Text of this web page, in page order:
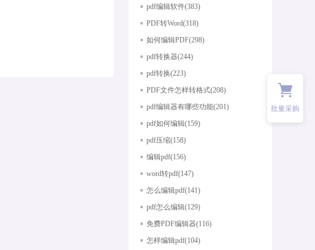
pdf编辑软件(383)
PDF转Word(318)
如何编辑PDF(298)
pdf转换器(244)
pdf转换(223)
PDF文件怎样转格式(208)
pdf编辑器有哪些功能(201)
pdf如何编辑(159)
pdf压缩(158)
编辑pdf(156)
word转pdf(147)
怎么编辑pdf(141)
pdf怎么编辑(129)
免费PDF编辑器(116)
怎样编辑pdf(104)
批量采购